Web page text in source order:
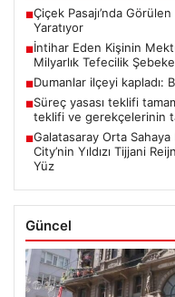
■Çiçek Pasajı’nda
Yaratıyor
■İntihar Eden Kişinin
Milyarlık Tefecilik
■Dumanlar ilçeyi kapladı:
■Süreç yasası teklifi
teklifi ve gerekçelerinin
■Galatasaray Orta
City’nin Yıldızı Tijjani
Yüz
Güncel